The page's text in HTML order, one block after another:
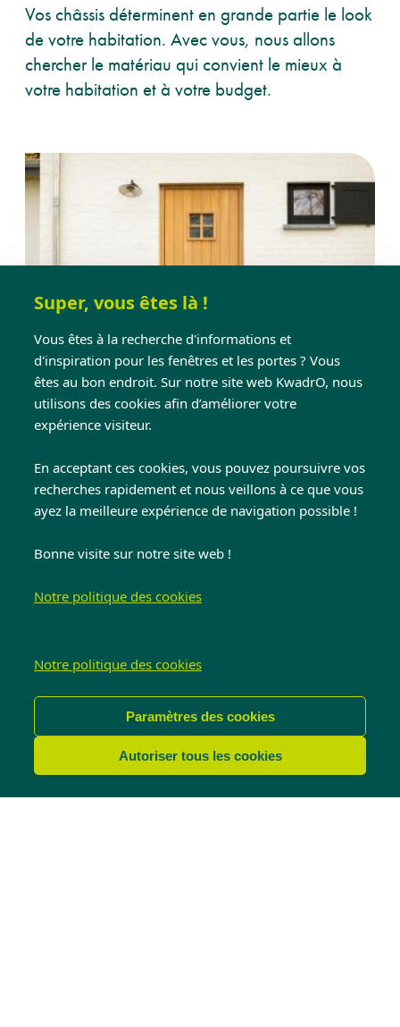
Super, vous êtes là !
Vous êtes à la recherche d'informations et
d'inspiration pour les fenêtres et les portes ? Vous
êtes au bon endroit. Sur notre site web KwadrO, nous
utilisons des cookies afin d’améliorer votre
expérience visiteur.
En acceptant ces cookies, vous pouvez poursuivre vos
recherches rapidement et nous veillons à ce que vous
ayez la meilleure expérience de navigation possible !
Bonne visite sur notre site web !
Notre politique des cookies
Notre politique des cookies
Paramètres des cookies
Autoriser tous les cookies
Vos châssis déterminent en grande partie le look
de votre habitation. Avec vous, nous allons
chercher le matériau qui convient le mieux à
votre habitation et à votre budget.
Portes
Opterez-vous pour une porteen
travers notre vaste gamme afin que vous